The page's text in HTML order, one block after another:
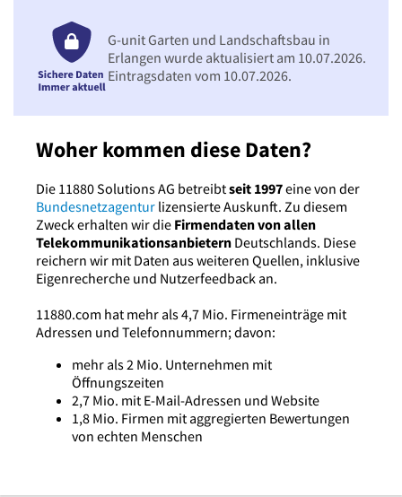
Woher kommen diese Daten?
Die 11880 Solutions AG betreibtseit 1997eine von der
Bundesnetzagentur lizensierte Auskunft. Zu diesem
Zweck erhalten wir die Firmendaten von allen
Telekommunikationsanbietern Deutschlands. Diese
reichern wir mit Daten aus weiteren Quellen, inklusive
Eigenrecherche und Nutzerfeedback an.
11880.com hat mehr als 4,7 Mio. Firmeneinträge mit
Adressen und Telefonnummern; davon:
mehr als 2 Mio. Unternehmen mit
Öffnungszeiten
2,7 Mio. mit E-Mail-Adressen und Website
1,8 Mio. Firmen mit aggregierten Bewertungen
von echten Menschen
G-unit Garten und Landschaftsbau in
Erlangen wurde aktualisiert am 10.07.2026.
Eintragsdaten vom 10.07.2026.